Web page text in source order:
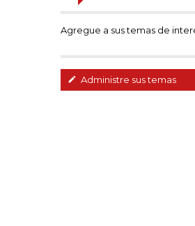
Agregue a sus temas de
Administre sus temas